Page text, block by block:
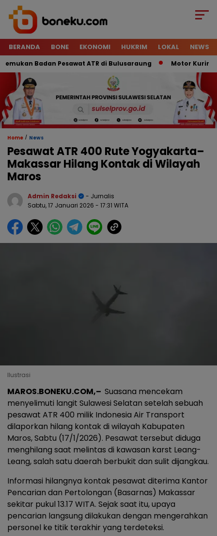
BERANDA BONE EKONOMI HUKRIM LOKAL NEWS
Badan Pesawat ATR di Bulusaraung Motor Kurir Raib
Home / News
Pesawat ATR 400 Rute Yogyakarta–
Makassar Hilang Kontak di Wilayah
Maros
Admin Redaksi
- Jurnalis
Sabtu, 17 Januari 2026 - 17:31 WITA
Ilustrasi
MAROS.BONEKU.COM,– Suasana mencekam
menyelimuti langit Sulawesi Selatan setelah sebuah
pesawat ATR 400 milik Indonesia Air Transport
dilaporkan hilang kontak di wilayah Kabupaten
Maros, Sabtu (17/1/2026). Pesawat tersebut diduga
menghilang saat melintas di kawasan karst Leang-
Leang, salah satu daerah berbukit dan sulit dijangkau.
Informasi hilangnya kontak pesawat diterima Kantor
Pencarian dan Pertolongan (Basarnas) Makassar
sekitar pukul 13.17 WITA. Sejak saat itu, upaya
pencarian langsung dilakukan dengan mengerahkan
personel ke titik terakhir yang terdeteksi.